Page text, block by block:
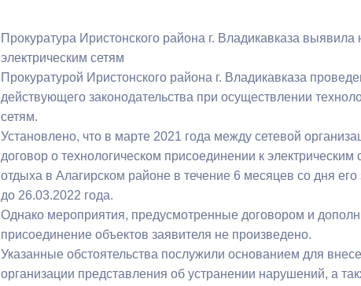
Прокуратура Иристонского района г. Владикавказа
электрическим сетям
Прокуратурой Иристонского района г. Владикавказа
действующего законодательства при осуществлении
сетям.
Установлено, что в марте 2021 года между сетевой
договор о технологическом присоединении к
отдыха в Алагирском районе в течение 6 месяцев со дня
до 26.03.2022 года.
Однако мероприятия, предусмотренные договором и
присоединение объектов заявителя не произведено.
Указанные обстоятельства послужили основанием для
организации представления об устранении нарушений, а